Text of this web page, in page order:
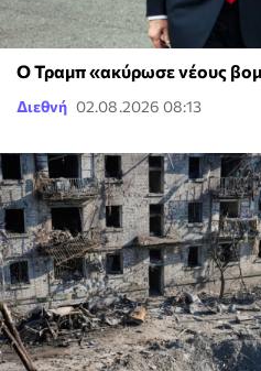
O Τραμπ «ακύρωσε νέους
Διεθνή 02.08.2026 08:13